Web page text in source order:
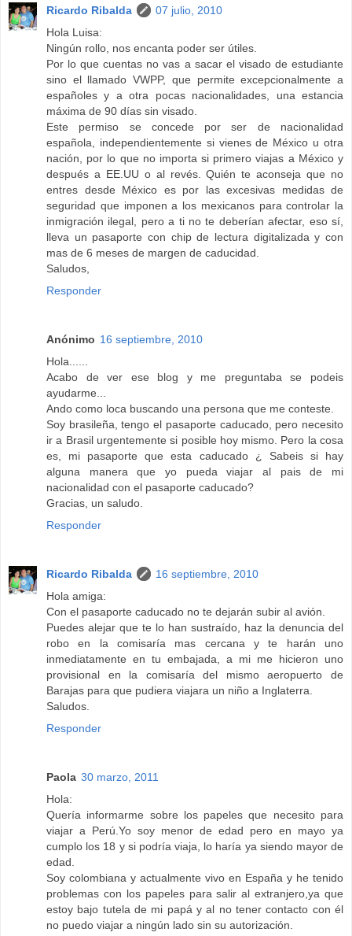
Ricardo Ribalda
07 julio, 2010
Hola Luisa:
Ningún rollo, nos encanta poder ser útiles.
Por lo que cuentas no vas a sacar el visado de estudiante
sino el llamado VWPP, que permite excepcionalmente a
españoles y a otra pocas nacionalidades, una estancia
máxima de 90 días sin visado.
Este permiso se concede por ser de nacionalidad
española, independientemente si vienes de México u otra
nación, por lo que no importa si primero viajas a México y
después a EE.UU o al revés. Quién te aconseja que no
entres desde México es por las excesivas medidas de
seguridad que imponen a los mexicanos para controlar la
inmigración ilegal, pero a ti no te deberían afectar, eso sí,
lleva un pasaporte con chip de lectura digitalizada y con
mas de 6 meses de margen de caducidad.
Saludos,
Responder
Anónimo 16 septiembre, 2010
Hola......
Acabo de ver ese blog y me preguntaba se podeis
ayudarme...
Ando como loca buscando una persona que me conteste.
Soy brasileña, tengo el pasaporte caducado, pero necesito
ir a Brasil urgentemente si posible hoy mismo. Pero la cosa
es, mi pasaporte que esta caducado ¿ Sabeis si hay
alguna manera que yo pueda viajar al pais de mi
nacionalidad con el pasaporte caducado?
Gracias, un saludo.
Responder
Ricardo Ribalda
16 septiembre, 2010
Hola amiga:
Con el pasaporte caducado no te dejarán subir al avión.
Puedes alejar que te lo han sustraído, haz la denuncia del
robo en la comisaría mas cercana y te harán uno
inmediatamente en tu embajada, a mi me hicieron uno
provisional en la comisaría del mismo aeropuerto de
Barajas para que pudiera viajara un niño a Inglaterra.
Saludos.
Responder
Paola 30 marzo, 2011
Hola:
Quería informarme sobre los papeles que necesito para
viajar a Perú.Yo soy menor de edad pero en mayo ya
cumplo los 18 y si podría viaja, lo haría ya siendo mayor de
edad.
Soy colombiana y actualmente vivo en España y he tenido
problemas con los papeles para salir al extranjero,ya que
estoy bajo tutela de mi papá y al no tener contacto con él
no puedo viajar a ningún lado sin su autorización.